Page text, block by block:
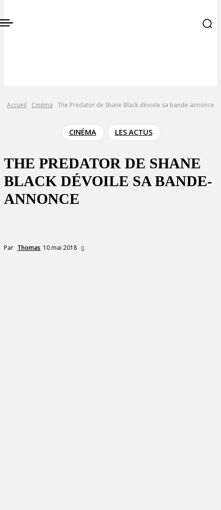
Accueil Cinéma The Predator de Shane Black dévoile sa bande-annonce
CINÉMA LES ACTUS
THE PREDATOR DE SHANE
BLACK DÉVOILE SA BANDE-
ANNONCE
Par Thomas 10 mai 2018 0